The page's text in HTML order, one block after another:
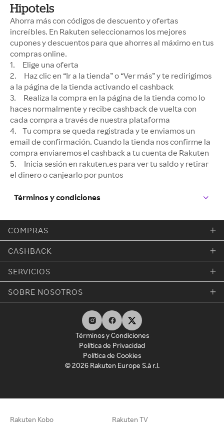
Hipotels
Ahorra más con códigos de descuento y ofertas
increíbles. En Rakuten seleccionamos los mejores
cupones y descuentos para que ahorres al máximo en tus
compras online.
1. Elige una oferta
2. Haz clic en “Ir a la tienda” o “Ver más” y te redirigimos
a la página de la tienda activando el cashback
3. Realiza la compra en la página de la tienda como lo
haces normalmente y recibe cashback de vuelta con
cada compra a través de nuestra plataforma
4. Tu compra se queda registrada y te enviamos un
email de confirmación. Cuando la tienda nos confirme la
compra enviaremos el cashback a tu cuenta de Rakuten
5. Inicia sesión en rakuten.es para ver tu saldo y retirar
el dinero o canjearlo por puntos
Términos y condiciones
COMPRAS
CASHBACK
SERVICIOS
SOBRE NOSOTROS
Términos y Condiciones
Política de Privacidad
Política de Cookies
© 2026 Rakuten Europe S.à r.l.
Rakuten Kobo Rakuten TV